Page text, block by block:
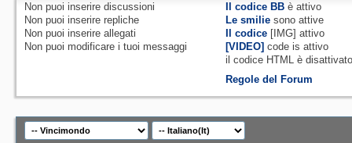
Non puoi inserire discussioni
Non puoi inserire repliche
Non puoi inserire allegati
Non puoi modificare i tuoi messaggi
Il codice BB èattivo
Le smilie sono attive
Il codice [IMG]attivo
[VIDEO] code isattivo
il codice HTML è
Regole del Forum